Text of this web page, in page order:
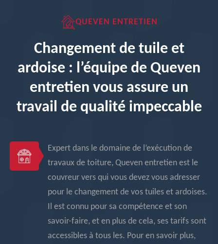
QUEVEN ENTRETIEN
Changement de tuile et
ardoise : l’équipe de Queven
entretien vous assure un
travail de qualité impeccable
Expert dans le domaine de l’exécution de
travaux de toiture, Queven entretien est le
couvreur vers qui vous devez vous adresser
pour le changement de vos tuiles et ardoises.
Il est connu pour sa compétence et son
savoir-faire, et en plus de cela, ses tarifs sont
accessibles à tous les. Pour en savoir plus,